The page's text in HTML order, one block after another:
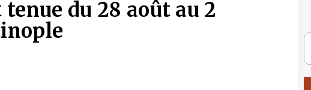
du 28 août au 2